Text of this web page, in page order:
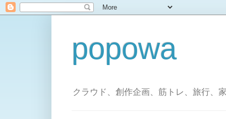
popowa
クラウド、創作企画、筋トレ、旅行、